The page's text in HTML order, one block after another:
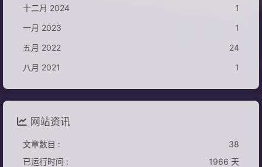
十二月 2024
1
一月 2023
1
五月 2022
24
八月 2021
1
网站资讯
文章数目 :
38
已运行时间 :
1966 天